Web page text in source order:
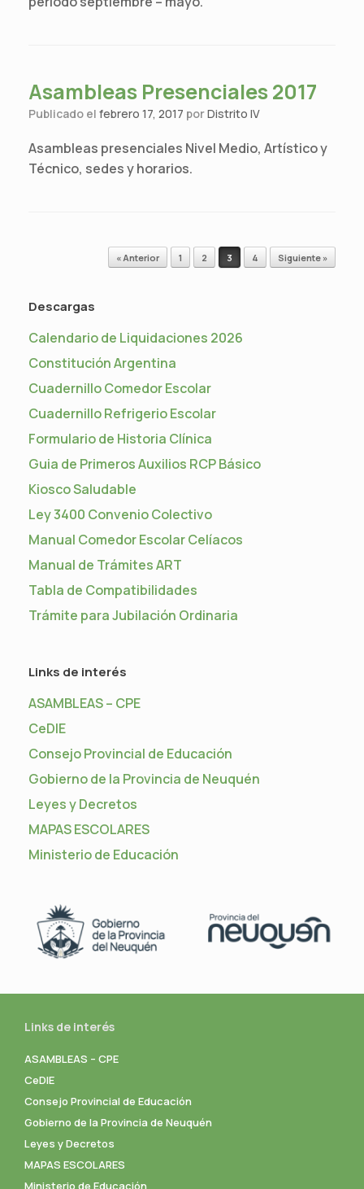
Asambleas Presenciales 2017
Publicado el febrero 17, 2017 porDistrito IV
Asambleas presenciales Nivel Medio, Artístico y
Técnico, sedes y horarios.
Navegador de artículos
« Anterior 1 2 3 4 Siguiente »
Descargas
Calendario de Liquidaciones 2026
Constitución Argentina
Cuadernillo Comedor Escolar
Cuadernillo Refrigerio Escolar
Formulario de Historia Clínica
Guia de Primeros Auxilios RCP Básico
Kiosco Saludable
Ley 3400 Convenio Colectivo
Manual Comedor Escolar Celíacos
Manual de Trámites ART
Tabla de Compatibilidades
Trámite para Jubilación Ordinaria
Links de interés
ASAMBLEAS – CPE
CeDIE
Consejo Provincial de Educación
Gobierno de la Provincia de Neuquén
Leyes y Decretos
MAPAS ESCOLARES
Ministerio de Educación
Links de interés
ASAMBLEAS – CPE
CeDIE
Consejo Provincial de Educación
Gobierno de la Provincia de Neuquén
Leyes y Decretos
MAPAS ESCOLARES